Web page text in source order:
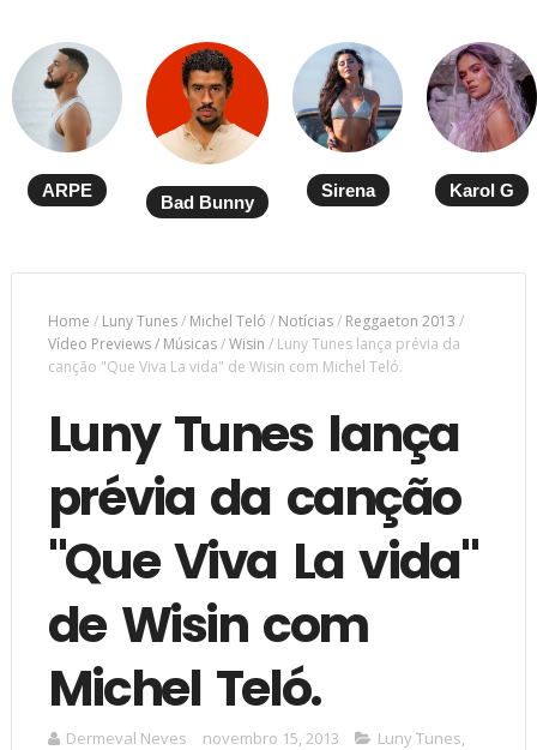
ARPE
Bad Bunny
Sirena Karol G
Home / Luny Tunes/ Michel Teló / Notícias/ Reggaeton 2013 /
Vídeo Previews / Músicas/Wisin / Luny Tunes lança prévia da
canção "Que Viva La vida" de Wisin com Michel Teló.
Luny Tunes lança
prévia da canção
"Que Viva La vida"
de Wisin com
Michel Teló.
Dermeval Neves novembro 15, 2013 Luny Tunes,